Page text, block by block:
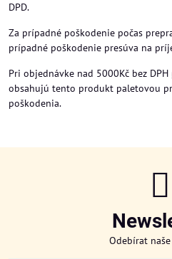
DPD.
Za prípadné poškodenie počas
prípadné poškodenie presúva na
Pri objednávke nad 5000Kč bez
obsahujú tento produkt paletovou
poškodenia.
Odebírat